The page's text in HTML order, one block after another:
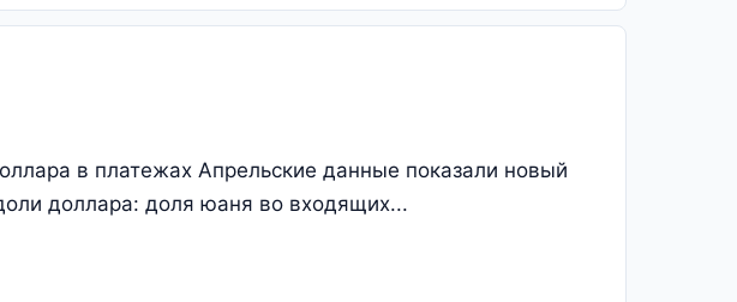
в платежах Апрельские данные показали новый
доллара: доля юаня во входящих...